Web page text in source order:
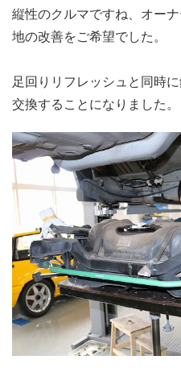
縦性のクルマですね、オー
地の改善をご希望でした。
足回りリフレッシュと同時
交換することになりました。